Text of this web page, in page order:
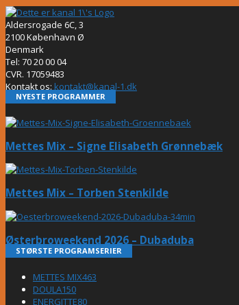
Aldersrogade 6C, 3
2100 København Ø
Denmark
Tel: 70 20 00 04
CVR. 17059483
Kontakt os: kontakt@kanal-1.dk
NYESTE PROGRAMMER
Mettes Mix – Signe Elisabeth Grønnebæk
Mettes Mix – Torben Stenkilde
Østerbroweekend 2026 – Dubaduba
STØRSTE PROGRAMSERIER
METTES MIX463
DOULA150
ENERGITTE80